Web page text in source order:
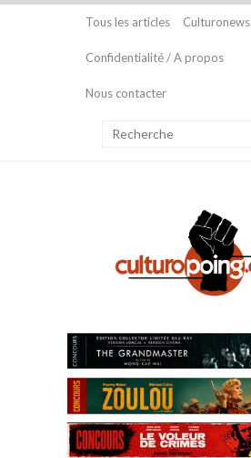
Tous les articles Culturonews
Confidentialité / A propos
Nous contacter